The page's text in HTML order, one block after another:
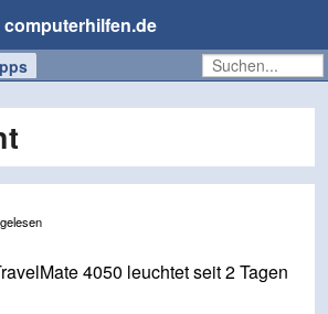
computerhilfen.de
4050 leuchtet seit 2 Tagen